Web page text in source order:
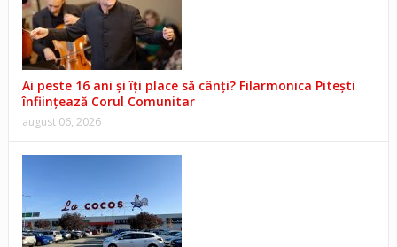
Ai peste 16 ani și îți place să cânți? Filarmonica Pitești
înființează Corul Comunitar
august 06, 2026